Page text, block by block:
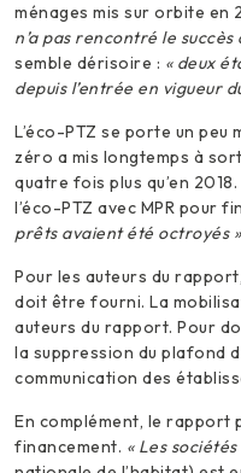
ménages mis sur orbite en
n’a pas rencontré le succès
semble dérisoire : « deux
depuis l’entrée en vigueur
L’éco-PTZ se porte un
zéro a mis longtemps à
quatre fois plus qu’en
l’éco-PTZ avec MPR pour
prêts avaient été octroyés
Pour les auteurs du
doit être fourni. La
auteurs du rapport. Pour
la suppression du plafond
communication des
En complément, le rapport
financement. « Les